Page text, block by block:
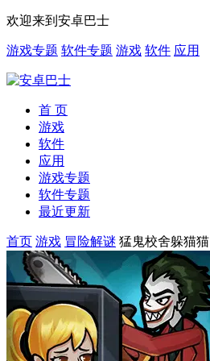
欢迎来到安卓巴士
游戏专题 软件专题 游戏 软件 应用
首 页
游戏
软件
应用
游戏专题
软件专题
最近更新
首页 游戏 冒险解谜 猛鬼校舍躲猫猫